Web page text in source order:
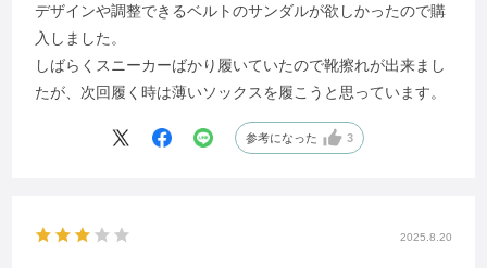
デザインや調整できるベルトのサンダルが欲しかったので購
入しました。
しばらくスニーカーばかり履いていたので靴擦れが出来まし
たが、次回履く時は薄いソックスを履こうと思っています。
参考になった 3
2025.8.20